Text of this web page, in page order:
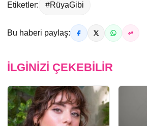
Etiketler: #RüyaGibi
Bu haberi paylaş:
İLGINIZI ÇEKEBILIR